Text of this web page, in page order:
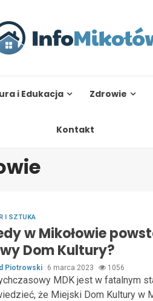
i Edukacja Zdrowie
Kontakt
I SZTUKA
w Mikołowie
Dom Kultury?
Piotrowski 6 marca 2023 1056
MDK jest w fatalnym
że Miejski Dom Kultury w